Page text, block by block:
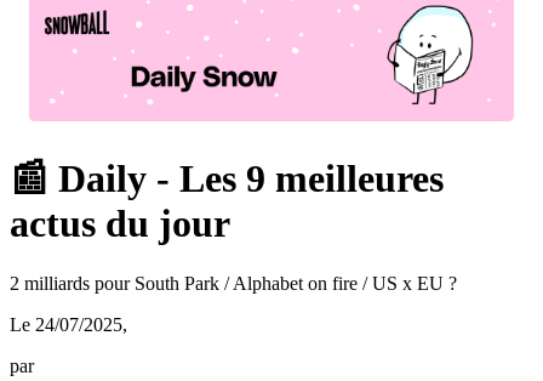
📰 Daily - Les 9 meilleures
actus du jour
2 milliards pour South Park / Alphabet on fire / US x EU ?
Le 24/07/2025,
par